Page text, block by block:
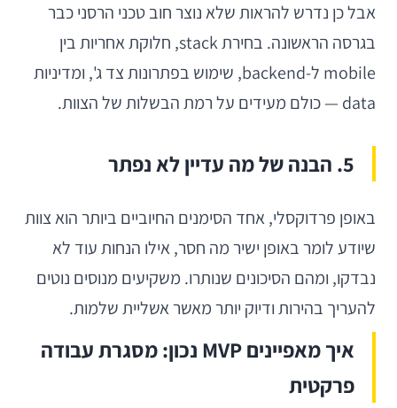
אבל כן נדרש להראות שלא נוצר חוב טכני הרסני כבר
בגרסה הראשונה. בחירת stack, חלוקת אחריות בין
mobile ל-backend, שימוש בפתרונות צד ג', ומדיניות
data — כולם מעידים על רמת הבשלות של הצוות.
5. הבנה של מה עדיין לא נפתר
באופן פרדוקסלי, אחד הסימנים החיוביים ביותר הוא צוות
שיודע לומר באופן ישיר מה חסר, אילו הנחות עוד לא
נבדקו, ומהם הסיכונים שנותרו. משקיעים מנוסים נוטים
להעריך בהירות ודיוק יותר מאשר אשליית שלמות.
איך מאפיינים MVP נכון: מסגרת עבודה
פרקטית